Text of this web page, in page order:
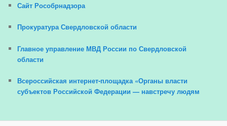
Сайт Рособрнадзора
Прокуратура Свердловской области
Главное управление МВД России по Свердловской
области
Всероссийская интернет-площадка «Органы власти
субъектов Российской Федерации — навстречу людям